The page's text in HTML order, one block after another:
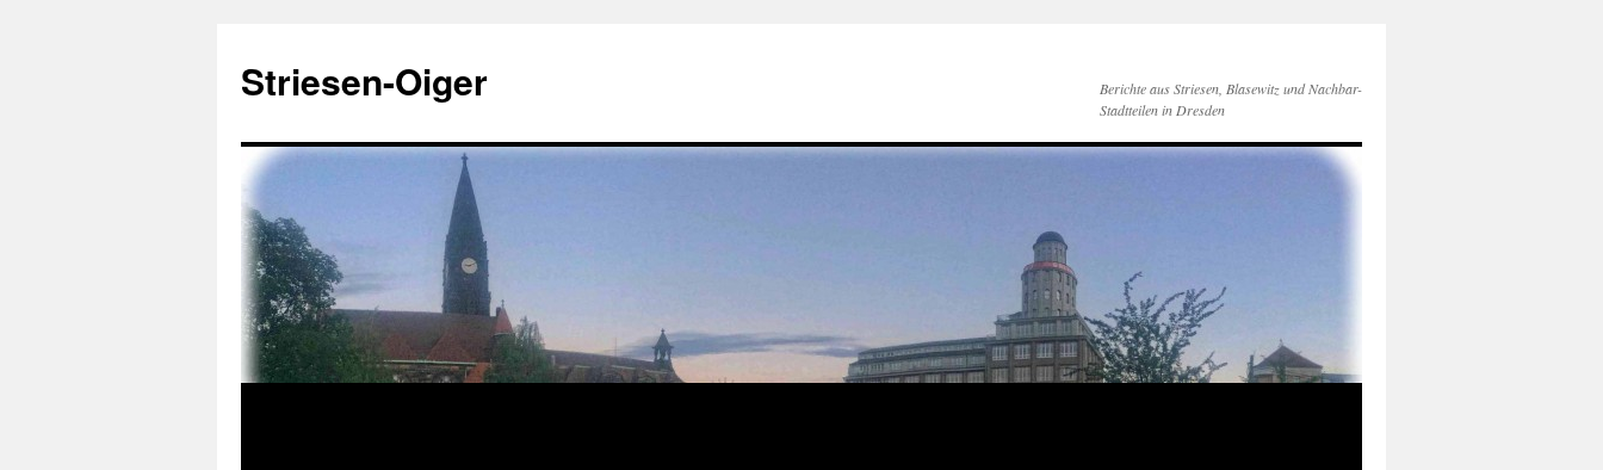
springen
Striesen-Oiger
Berichte aus Striesen, Blasewitz und Nachbar-
Stadtteilen in Dresden